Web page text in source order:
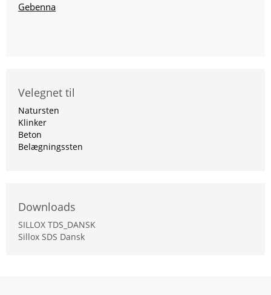
Gebenna
Velegnet til
Natursten
Klinker
Beton
Belægningssten
Downloads
SILLOX TDS_DANSK
Sillox SDS Dansk